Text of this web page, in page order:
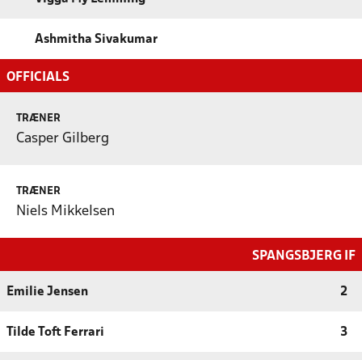
Ashmitha Sivakumar
OFFICIALS
TRÆNER
Casper Gilberg
TRÆNER
Niels Mikkelsen
SPANGSBJERG IF
Emilie Jensen 2
Tilde Toft Ferrari 3